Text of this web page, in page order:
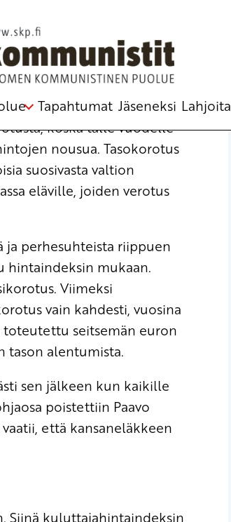
Tapahtumat Jäseneksi Lahjoita
koska tälle vuodelle
nousua. Tasokorotus
suosivasta valtion
eläville, joiden verotus
ja perhesuhteista riippuen
hintaindeksin mukaan.
Viimeksi
vain kahdesti, vuosina
toteutettu seitsemän euron
tason alentumista.
sen jälkeen kun kaikille
poistettiin Paavo
että kansaneläkkeen
Siinä kuluttajahintaindeksin